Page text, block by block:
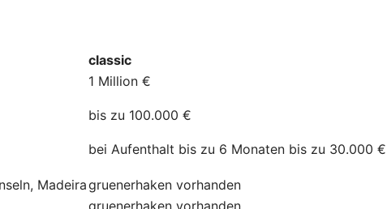
classic
1 Million €
bis zu 100.000 €
bei Aufenthalt bis zu 6 Monaten bis zu 30.000 €
Madeiragruenerhaken vorhanden
gruenerhaken vorhanden